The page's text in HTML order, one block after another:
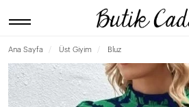
Ana Sayfa Üst Giyim Bluz